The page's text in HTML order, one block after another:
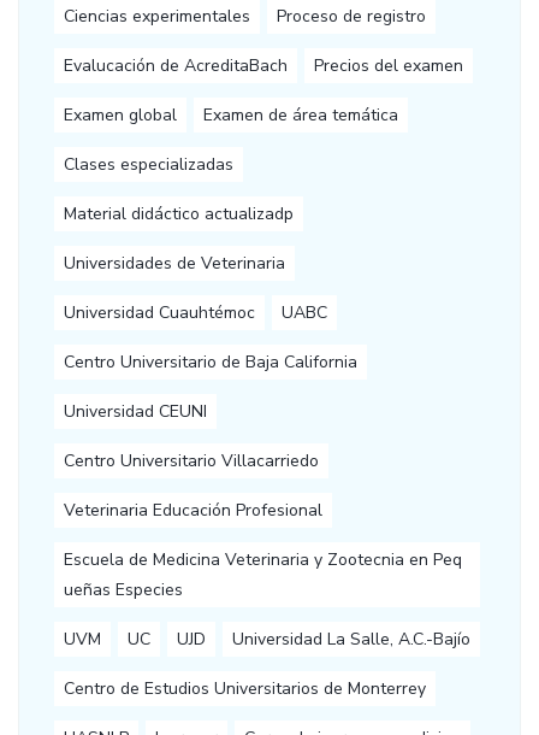
Ciencias experimentales Proceso de registro
Evalucación de AcreditaBach Precios del examen
Examen global Examen de área temática
Clases especializadas
Material didáctico actualizadp
Universidades de Veterinaria
Universidad Cuauhtémoc UABC
Centro Universitario de Baja California
Universidad CEUNI
Centro Universitario Villacarriedo
Veterinaria Educación Profesional
Escuela de Medicina Veterinaria y Zootecnia en Peq
ueñas Especies
UVM UC UJD Universidad La Salle, A.C.-Bajío
Centro de Estudios Universitarios de Monterrey